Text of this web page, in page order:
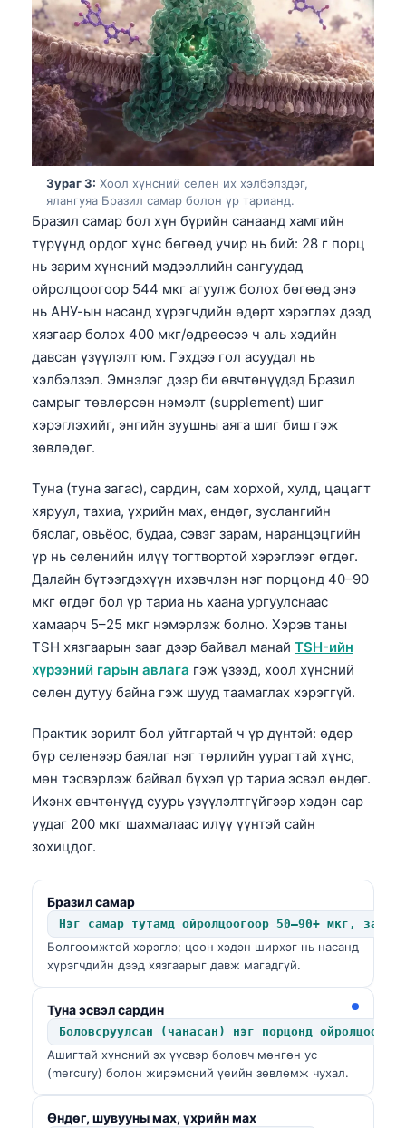
Зураг 3: Хоол хүнсний селен их хэлбэлздэг,
ялангуяа Бразил самар болон үр тарианд.
Бразил самар бол хүн бүрийн санаанд хамгийн
түрүүнд ордог хүнс бөгөөд учир нь бий: 28 г порц
нь зарим хүнсний мэдээллийн сангуудад
ойролцоогоор 544 мкг агуулж болох бөгөөд энэ
нь АНУ-ын насанд хүрэгчдийн өдөрт хэрэглэх дээд
хязгаар болох 400 мкг/өдрөөсээ ч аль хэдийн
давсан үзүүлэлт юм. Гэхдээ гол асуудал нь
хэлбэлзэл. Эмнэлэг дээр би өвчтөнүүдэд Бразил
самрыг төвлөрсөн нэмэлт (supplement) шиг
хэрэглэхийг, энгийн зуушны аяга шиг биш гэж
зөвлөдөг.
Туна (туна загас), сардин, сам хорхой, хулд, цацагт
хяруул, тахиа, үхрийн мах, өндөг, зуслангийн
бяслаг, овьёос, будаа, сэвэг зарам, наранцэцгийн
үр нь селенийн илүү тогтвортой хэрэглээг өгдөг.
Далайн бүтээгдэхүүн ихэвчлэн нэг порцонд 40–90
мкг өгдөг бол үр тариа нь хаана ургуулснаас
хамаарч 5–25 мкг нэмэрлэж болно. Хэрэв таны
TSH хязгаарын зааг дээр байвал манай TSH-ийн
хүрээний гарын авлага гэж үзээд, хоол хүнсний
селен дутуу байна гэж шууд таамаглах хэрэггүй.
Практик зорилт бол уйтгартай ч үр дүнтэй: өдөр
бүр селенээр баялаг нэг төрлийн уурагтай хүнс,
мөн тэсвэрлэж байвал бүхэл үр тариа эсвэл өндөг.
Ихэнх өвчтөнүүд суурь үзүүлэлтгүйгээр хэдэн сар
уудаг 200 мкг шахмалаас илүү үүнтэй сайн
зохицдог.
Бразил самар
Нэг самар тутамд ойролцоогоор 50–90+ мкг,
Болгоомжтой хэрэглэ; цөөн хэдэн ширхэг нь насанд
хүрэгчдийн дээд хязгаарыг давж магадгүй.
Туна эсвэл сардин
Боловсруулсан (чанасан) нэг порцонд
Ашигтай хүнсний эх үүсвэр боловч мөнгөн ус
(mercury) болон жирэмсний үеийн зөвлөмж чухал.
Өндөг, шувууны мах, үхрийн мах